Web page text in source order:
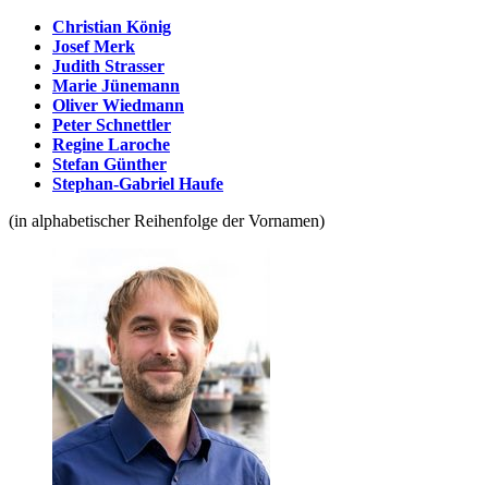
Christian König
Josef Merk
Judith Strasser
Marie Jünemann
Oliver Wiedmann
Peter Schnettler
Regine Laroche
Stefan Günther
Stephan-Gabriel Haufe
(in alphabetischer Reihenfolge der Vornamen)